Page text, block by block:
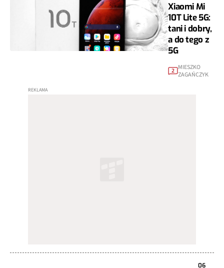
Xiaomi Mi
10T Lite 5G:
tani i dobry,
a do tego z
5G
2
MIESZKO
ZAGAŃCZYK
06